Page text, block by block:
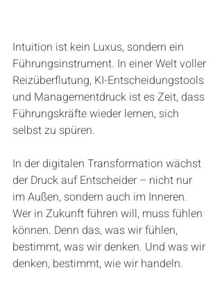
Intuition ist kein Luxus, sondern ein
Führungsinstrument. In einer Welt voller
Reizüberflutung, KI-Entscheidungstools
und Managementdruck ist es Zeit, dass
Führungskräfte wieder lernen, sich
selbst zu spüren.
In der digitalen Transformation wächst
der Druck auf Entscheider – nicht nur
im Außen, sondern auch im Inneren.
Wer in Zukunft führen will, muss fühlen
können. Denn das, was wir fühlen,
bestimmt, was wir denken. Und was wir
denken, bestimmt, wie wir handeln.